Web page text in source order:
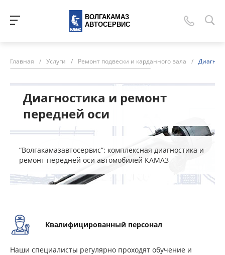
ВОЛГАКАМАЗ
АВТОСЕРВИС
Главная / Услуги / Ремонт подвески и карданного вала /
Диагностика и ремонт
передней оси
“Волгакамазавтосервис”: комплексная диагностика и
ремонт передней оси автомобилей КАМАЗ
Квалифицированный персонал
Наши специалисты регулярно проходят обучение и